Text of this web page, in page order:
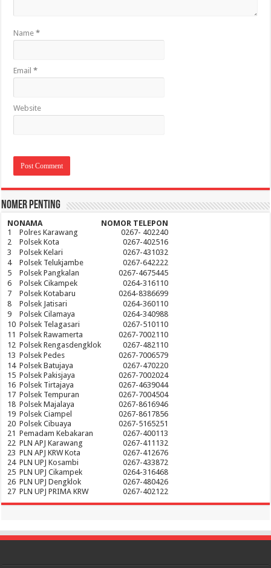
Name*
Email*
Website
Nomer Penting
NONAMA
NOMOR TELEPON
1
Polres Karawang
0267- 402240
2
Polsek Kota
0267-402516
3
Polsek Kelari
0267-431032
4
Polsek Telukjambe
0267-642222
5
Polsek Pangkalan
0267-4675445
6
Polsek Cikampek
0264-316110
7
Polsek Kotabaru
0264-8386699
8
Polsek Jatisari
0264-360110
9
Polsek Cilamaya
0264-340988
10 Polsek Telagasari
0267-510110
11 Polsek Rawamerta
0267-7002110
12 Polsek Rengasdengklok
0267-482110
13 Polsek Pedes
0267-7006579
14 Polsek Batujaya
0267-470220
15 Polsek Pakisjaya
0267-7002024
16 Polsek Tirtajaya
0267-4639044
17 Polsek Tempuran
0267-7004504
18 Polsek Majalaya
0267-8616946
19 Polsek Ciampel
0267-8617856
20 Polsek Cibuaya
0267-5165251
21 Pemadam Kebakaran
0267-400113
22 PLN APJ Karawang
0267-411132
23 PLN APJ KRW Kota
0267-412676
24 PLN UPJ Kosambi
0267-433872
25 PLN UPJ Cikampek
0264-316468
26 PLN UPJ Dengklok
0267-480426
27 PLN UPJ PRIMA KRW 0267-402122